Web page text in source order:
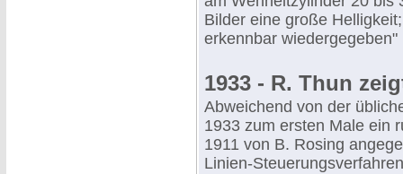
Bilder eine große
erkennbar wiedergegeben"
1933 - R. Thun
Abweichend von der
1933 zum ersten Male ein
1911 von B. Rosing
Linien-